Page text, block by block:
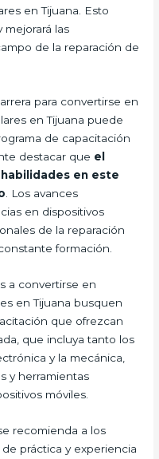
en Tijuana. Esto
mejorará las
de la reparación de
para convertirse en
en Tijuana puede
de capacitación
destacar que el
en este
. Los avances
en dispositivos
de la reparación
formación.
a convertirse en
en Tijuana busquen
que ofrezcan
que incluya tanto los
y la mecánica,
y herramientas
móviles.
recomienda a los
práctica y experiencia